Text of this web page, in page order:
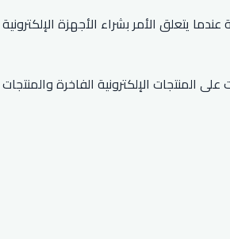
يتعلق الأمر بشراء الأجهزة